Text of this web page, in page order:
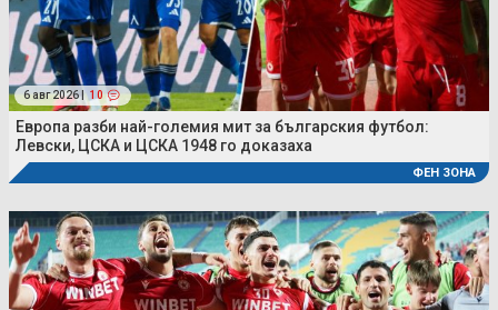
6 авг 2026 | 10
Европа разби най-големия мит за българския футбол:
Левски, ЦСКА и ЦСКА 1948 го доказаха
ФЕН ЗОНА